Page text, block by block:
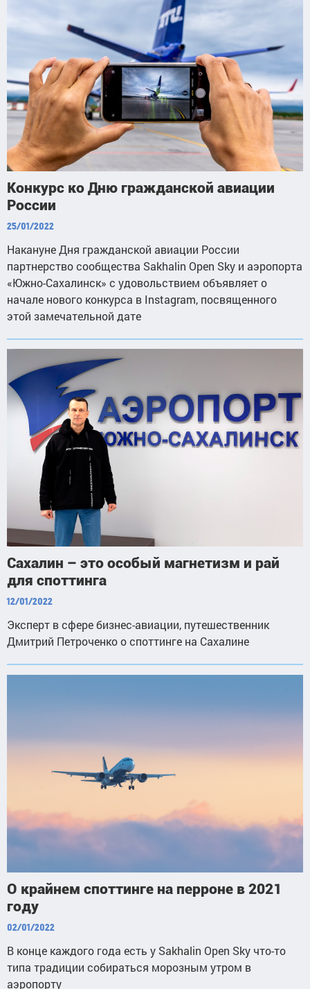
Конкурс ко Дню гражданской авиации
России
25/01/2022
Накануне Дня гражданской авиации России
партнерство сообщества Sakhalin Open Sky и аэропорта
«Южно-Сахалинск» с удовольствием объявляет о
начале нового конкурса в Instagram, посвященного
этой замечательной дате
Сахалин – это особый магнетизм и рай
для споттинга
12/01/2022
Эксперт в сфере бизнес-авиации, путешественник
Дмитрий Петроченко о споттинге на Сахалине
О крайнем споттинге на перроне в 2021
году
02/01/2022
В конце каждого года есть у Sakhalin Open Sky что-то
типа традиции собираться морозным утром в
аэропорту